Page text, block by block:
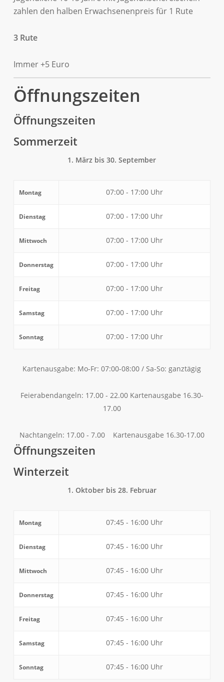
zahlen den halben Erwachsenenpreis für 1 Rute
3 Rute
Immer +5 Euro
Öffnungszeiten
Öffnungszeiten
Sommerzeit
1. März bis 30. September
Montag 07:00 - 17:00 Uhr
Dienstag 07:00 - 17:00 Uhr
Mittwoch 07:00 - 17:00 Uhr
Donnerstag 07:00 - 17:00 Uhr
Freitag 07:00 - 17:00 Uhr
Samstag 07:00 - 17:00 Uhr
Sonntag 07:00 - 17:00 Uhr
Kartenausgabe: Mo-Fr: 07:00-08:00 / Sa-So: ganztägig
Feierabendangeln: 17.00 - 22.00 Kartenausgabe 16.30-
17.00
Nachtangeln: 17.00 - 7.00 Kartenausgabe 16.30-17.00
Öffnungszeiten
Winterzeit
1. Oktober bis 28. Februar
Montag 07:45 - 16:00 Uhr
Dienstag 07:45 - 16:00 Uhr
Mittwoch 07:45 - 16:00 Uhr
Donnerstag 07:45 - 16:00 Uhr
Freitag 07:45 - 16:00 Uhr
Samstag 07:45 - 16:00 Uhr
Sonntag 07:45 - 16:00 Uhr